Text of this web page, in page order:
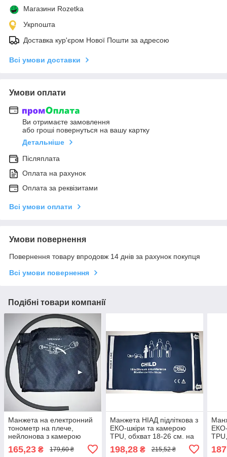
Магазини Rozetka
Укрпошта
Доставка кур'єром Нової Пошти за адресою
Всі умови доставки
Умови оплати
Ви отримаєте замовлення
або гроші повернуться на вашу картку
Детальніше
Післяплата
Оплата на рахунок
Оплата за реквізитами
Всі умови оплати
Умови повернення
Повернення товару впродовж 14 днів за рахунок покупця
Всі умови повернення
Подібні товари компанії
Манжета на електронний
тонометр на плече,
нейлонова з камерою
165,23 ₴ 179,60 ₴
Манжета НІАД підліткова з
ЕКО-шкіри та камерою
TPU, обхват 18-26 см. на
холтер, монітор пацієнта,
тонометр
198,28₴ 215,52 ₴